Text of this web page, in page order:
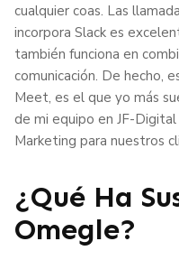
cualquier coas. Las
incorpora Slack es
también funciona en
comunicación. De hecho,
Meet, es el que yo más
de mi equipo en JF-
Marketing para nuestros
¿Qué Ha
Omegle?